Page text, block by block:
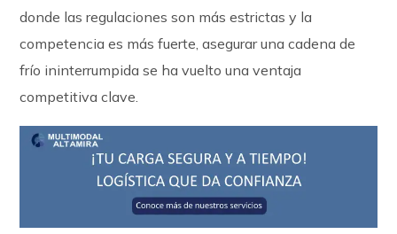
donde las regulaciones son más estrictas y la
competencia es más fuerte, asegurar una cadena de
frío ininterrumpida se ha vuelto una ventaja
competitiva clave.